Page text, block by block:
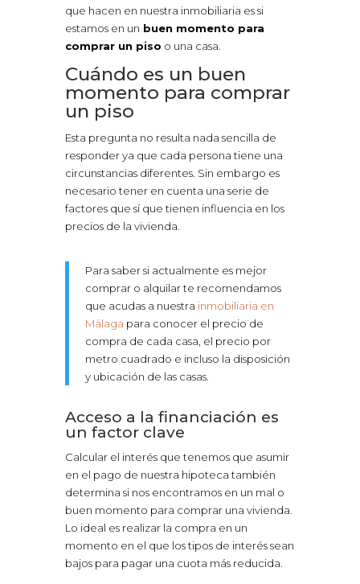
que hacen en nuestra inmobiliaria es si
estamos en un buen momento para
comprar un piso o una casa.
Cuándo es un buen
momento para comprar
un piso
Esta pregunta no resulta nada sencilla de
responder ya que cada persona tiene una
circunstancias diferentes. Sin embargo es
necesario tener en cuenta una serie de
factores que sí que tienen influencia en los
precios de la vivienda.
Para saber si actualmente es mejor
comprar o alquilar te recomendamos
que acudas a nuestra inmobiliaria en
Málaga para conocer el precio de
compra de cada casa, el precio por
metro cuadrado e incluso la disposición
y ubicación de las casas.
Acceso a la financiación es
un factor clave
Calcular el interés que tenemos que asumir
en el pago de nuestra hipoteca también
determina si nos encontramos en un mal o
buen momento para comprar una vivienda.
Lo ideal es realizar la compra en un
momento en el que los tipos de interés sean
bajos para pagar una cuota más reducida.